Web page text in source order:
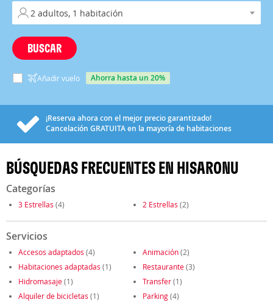
BUSCAR
Añadir vuelo ahorra hasta un 20%
¡Reserva ahora con el mejor precio garantizado!
Cancelación GRATUITAen la mayoría de habitaciones
BÚSQUEDAS FRECUENTES EN HISARONU
Categorías
3 Estrellas (4) 2 Estrellas (2)
Servicios
Accesos adaptados (4) Animación(2)
Habitaciones adaptadas (1) Restaurante(3)
Hidromasaje(1) Transfer(1)
Alquiler de bicicletas (1) Parking(4)